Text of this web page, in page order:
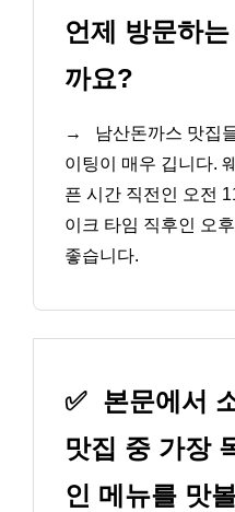
언제 방문하
까요?
→
남산돈까스 맛집
이팅이 매우 깁니다.
픈 시간 직전인 오전
이크 타임 직후인 오
좋습니다.
✅ 본문에서
맛집 중 가장
인 메뉴를 맛